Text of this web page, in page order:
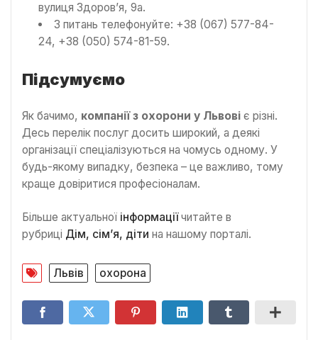
вулиця Здоров’я, 9а.
З питань телефонуйте: +38 (067) 577-84-
24, +38 (050) 574-81-59.
Підсумуємо
Як бачимо, компанії з охорони у Львові є різні.
Десь перелік послуг досить широкий, а деякі
організації спеціалізуються на чомусь одному. У
будь-якому випадку, безпека – це важливо, тому
краще довіритися професіоналам.
Більше актуальної інформаціїчитайте в
рубриці Дім, сім’я, діти на нашому порталі.
Львів охорона